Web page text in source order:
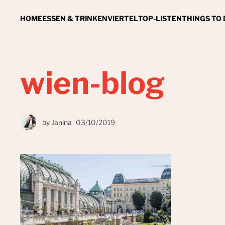
HOMEESSEN & TRINKENVIERTELTOP-LISTENTHINGS TO
wien-blog
by Janina 03/10/2019